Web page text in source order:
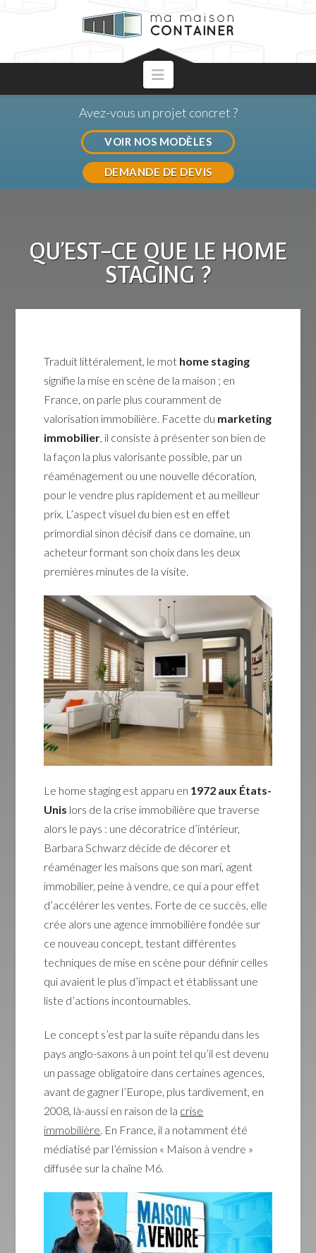
Navigation
Avez-vous un projet concret ?
VOIR NOS MODÈLES
DEMANDE DE DEVIS
QU’EST-CE QUE LE HOME
STAGING ?
Traduit littéralement, le mot home staging
signifie la mise en scène de la maison ; en
France, on parle plus couramment de
valorisation immobilière. Facette du marketing
immobilier , il consiste à présenter son bien de
la façon la plus valorisante possible, par un
réaménagement ou une nouvelle décoration,
pour le vendre plus rapidement et au meilleur
prix. L’aspect visuel du bien est en effet
primordial sinon décisif dans ce domaine, un
acheteur formant son choix dans les deux
premières minutes de la visite.
Le home staging est apparu en 1972 aux États-
Unis lors de la crise immobilière que traverse
alors le pays : une décoratrice d’intérieur,
Barbara Schwarz décide de décorer et
réaménager les maisons que son mari, agent
immobilier, peine à vendre, ce qui a pour effet
d’accélérer les ventes. Forte de ce succès, elle
crée alors une agence immobilière fondée sur
ce nouveau concept, testant différentes
techniques de mise en scène pour définir celles
qui avaient le plus d’impact et établissant une
liste d’actions incontournables.
Le concept s’est par la suite répandu dans les
pays anglo-saxons à un point tel qu’il est devenu
un passage obligatoire dans certaines agences,
avant de gagner l’Europe, plus tardivement, en
2008, là-aussi en raison de la crise
immobilière . En France, il a notamment été
médiatisé par l’émission « Maison à vendre »
diffusée sur la chaîne M6.